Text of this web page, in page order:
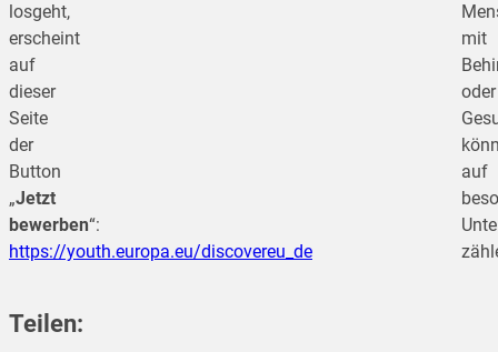
losgeht,
erscheint
auf
dieser
Seite
der
Button
„Jetzt
bewerben“:
https://youth.europa.eu/discovereu_de
mit
oder
auf
Teilen: